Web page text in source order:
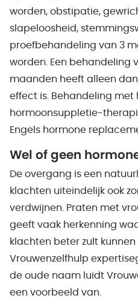
worden, obstipatie,
slapeloosheid,
proefbehandeling van 3
worden. Een behandeling
maanden heeft alleen dan
effect is. Behandeling met
hormoonsuppletie-
Engels hormone
Wel of geen
De overgang is een
klachten uiteindelijk ook
verdwijnen. Praten met
geeft vaak herkenning
klachten beter zult
Vrouwenzelfhulp
de oude naam luidt
een voorbeeld van.